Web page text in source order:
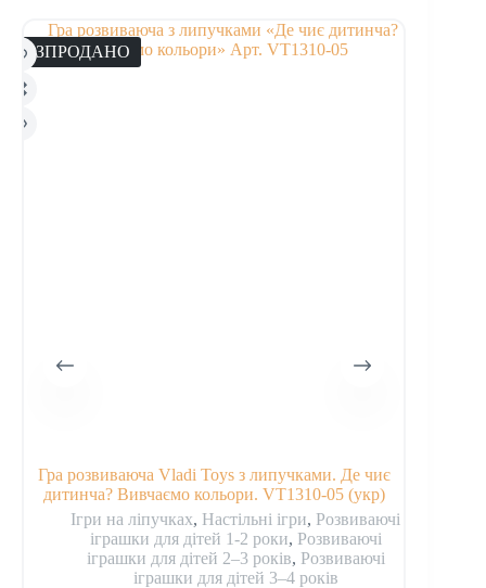
РОЗПРОДАНО
Гра розвиваюча Vladi Toys з липучками. Де чиє
дитинча? Вивчаємо кольори. VT1310-05 (укр)
Ігри на ліпучках, Настільні ігри, Розвиваючі
іграшки для дітей 1-2 роки, Розвиваючі
іграшки для дітей 2–3 років, Розвиваючі
іграшки для дітей 3–4 років